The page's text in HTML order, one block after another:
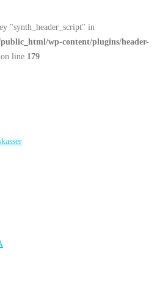
"synth_header_script" in
wp-content/plugins/header-
on line 179